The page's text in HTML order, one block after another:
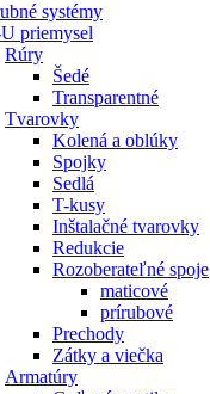
systémy
priemysel
Rúry
Šedé
Transparentné
Tvarovky
Kolená a oblúky
Spojky
Sedlá
T-kusy
Inštalačné tvarovky
Redukcie
Rozoberateľné spoje
maticové
prírubové
Prechody
Zátky a viečka
Armatúry